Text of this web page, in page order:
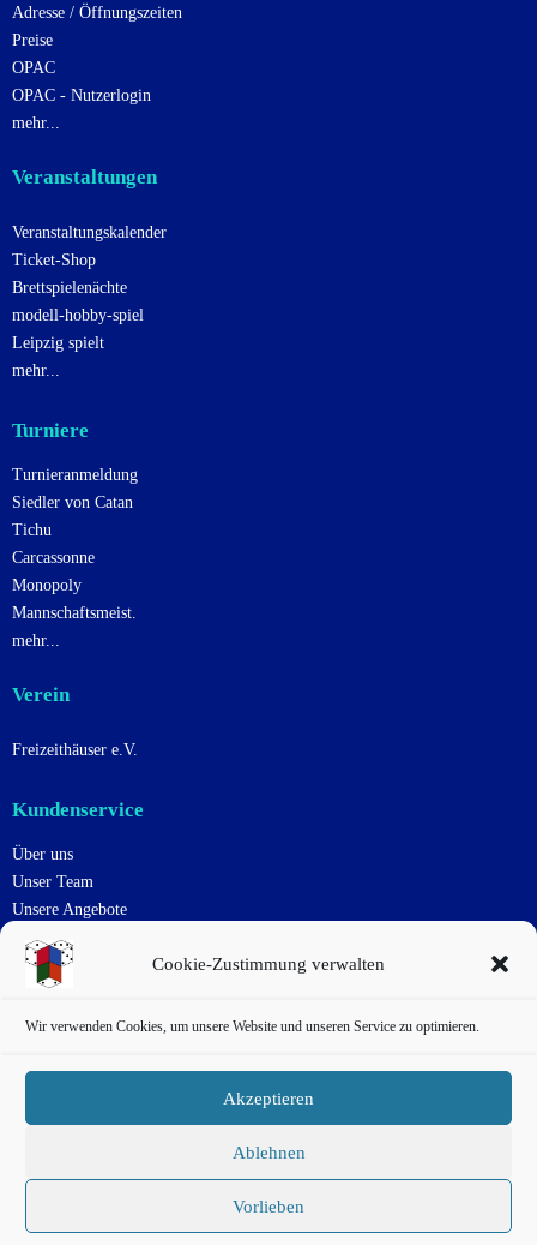
Cookie-Zustimmung verwalten
Wir verwenden Cookies, um unsere Website und unseren Service zu optimieren.
Akzeptieren
Ablehnen
Vorlieben
Adresse / Öffnungszeiten
Preise
OPAC
OPAC - Nutzerlogin
mehr...
Veranstaltungen
Veranstaltungskalender
Ticket-Shop
Brettspielenächte
modell-hobby-spiel
Leipzig spielt
mehr...
Turniere
Turnieranmeldung
Siedler von Catan
Tichu
Carcassonne
Monopoly
Mannschaftsmeist.
mehr...
Verein
Freizeithäuser e.V.
Kundenservice
Über uns
Unser Team
Unsere Angebote
Uns Unterstützen
Kontakt
Impressum
Datenschutzerklärung
Haftungsausschluss
Sächsisches Spielezentrum © 2026.